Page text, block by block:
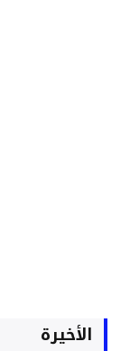
الأخيرة